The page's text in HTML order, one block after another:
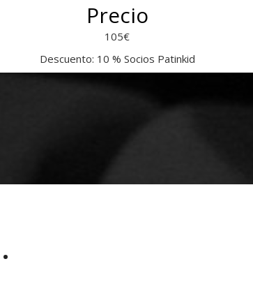
Precio
105€
Descuento: 10 % Socios Patinkid
.